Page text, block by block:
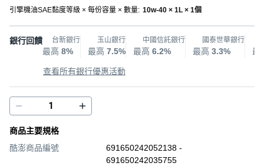
引擎機油SAE黏度等級 × 每份容量 × 數量: 10w-40 × 1L × 1個
銀行回饋 台新銀行
最高 8%
玉山銀行
最高 7.5%
中國信託銀行
最高 6.2%
國泰世華銀行
最高 3.3% 最
查看所有銀行優惠活動
商品主要規格
酷澎商品編號
691650242052138 -
691650242035755